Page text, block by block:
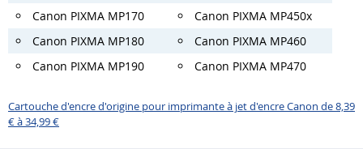
Canon PIXMA MP170
Canon PIXMA MP180
Canon PIXMA MP190
Canon PIXMA MP450x
Canon PIXMA MP460
Canon PIXMA MP470
Cartouche d'encre d'origine pour imprimante à jet d'encre Canon de 8,39
€ à 34,99 €